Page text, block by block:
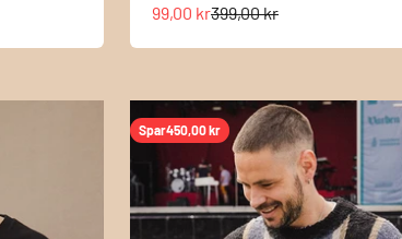
Salgspris
99,00 krNormalpris
399,00 kr
Spar450,00 kr